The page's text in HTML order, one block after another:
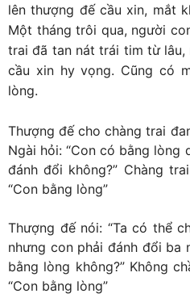
lên thượng đế cầu xin, mắt
Một tháng trôi qua, người
trai đã tan nát trái tim từ lâu,
cầu xin hy vọng. Cũng có
lòng.
Thượng đế cho chàng trai
Ngài hỏi: “Con có bằng lòng
đánh đổi không?” Chàng
“Con bằng lòng”
Thượng đế nói: “Ta có thể
nhưng con phải đánh đổi ba
bằng lòng không?” Không
“Con bằng lòng”